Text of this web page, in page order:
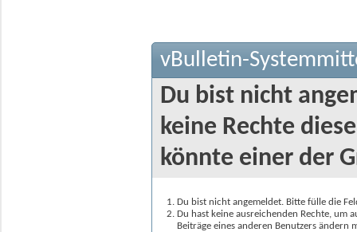
vBulletin-
Du bist nicht
keine Rechte
könnte einer der
Du bist nicht angemeldet. Bitte fülle die
Du hast keine ausreichenden Rechte, um
Beiträge eines anderen Benutzers